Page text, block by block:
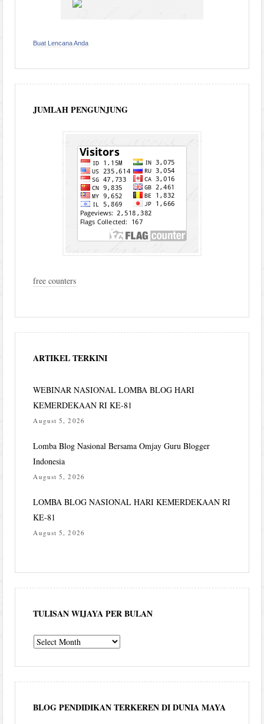
Buat Lencana Anda
JUMLAH PENGUNJUNG
free counters
ARTIKEL TERKINI
WEBINAR NASIONAL LOMBA BLOG HARI
KEMERDEKAAN RI KE-81
August 5, 2026
Lomba Blog Nasional Bersama Omjay Guru Blogger
Indonesia
August 5, 2026
LOMBA BLOG NASIONAL HARI KEMERDEKAAN RI
KE-81
August 5, 2026
TULISAN WIJAYA PER BULAN
Tulisan
per
bulan
BLOG PENDIDIKAN TERKEREN DI DUNIA MAYA